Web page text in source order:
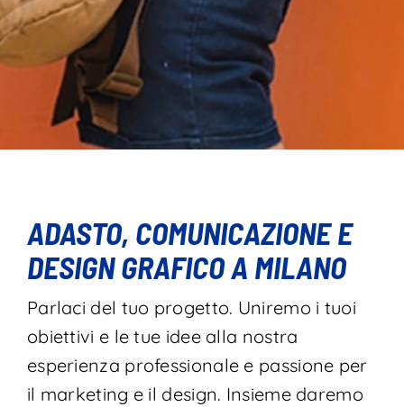
ADASTO, COMUNICAZIONE E
DESIGN GRAFICO A MILANO
Parlaci del tuo progetto. Uniremo i tuoi
obiettivi e le tue idee alla nostra
esperienza professionale e passione per
il marketing e il design. Insieme daremo